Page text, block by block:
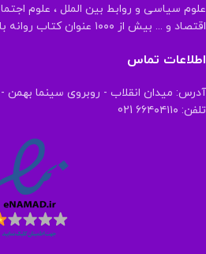
علوم سیاسی و روابط بین الملل ، علوم
اقتصاد و ... بیش از ۱۰۰۰ عنوان کتاب روانه بازار نشر کرده است .
اطلاعات تماس
آدرس: میدان انقلاب - روبروی سینما بهمن
تلفن: ۶۶۴۰۴۱۱۰ 021